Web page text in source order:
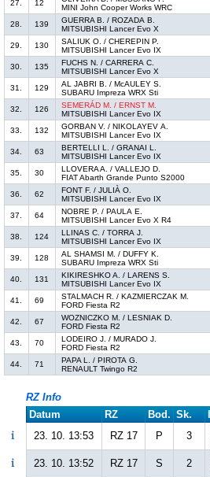
27.
12
MINI John Cooper Works WRC
28.
139
GUERRA B. / ROZADA B.
MITSUBISHI Lancer Evo X
29.
130
SALIUK O. / CHEREPIN P.
MITSUBISHI Lancer Evo IX
30.
135
FUCHS N. / CARRERA C.
MITSUBISHI Lancer Evo X
31.
129
AL JABRI B. / McAULEY S.
SUBARU Impreza WRX Sti
32.
126
SEMERÁD M. / ERNST M.
MITSUBISHI Lancer Evo IX
33.
132
GORBAN V. / NIKOLAYEV A.
MITSUBISHI Lancer Evo IX
34.
63
BERTELLI L. / GRANAI L.
MITSUBISHI Lancer Evo IX
35.
30
LLOVERA A. / VALLEJO D.
FIAT Abarth Grande Punto S2000
36.
62
FONT F. / JULIÀ O.
MITSUBISHI Lancer Evo IX
37.
64
NOBRE P. / PAULA E.
MITSUBISHI Lancer Evo X R4
38.
124
LLINAS C. / TORRA J.
MITSUBISHI Lancer Evo IX
39.
128
AL SHAMSI M. / DUFFY K.
SUBARU Impreza WRX Sti
40.
131
KIKIRESHKO A. / LARENS S.
MITSUBISHI Lancer Evo IX
41.
69
STALMACH R. / KAZMIERCZAK M.
FORD Fiesta R2
42.
67
WOZNICZKO M. / LESNIAK D.
FORD Fiesta R2
43.
70
LODEIRO J. / MURADO J.
FORD Fiesta R2
44.
71
PAPA L. / PIROTA G.
RENAULT Twingo R2
RZ Info
Datum
RZ Bod. Sk.
23. 10. 13:53
RZ 17 P 3
23. 10. 13:52
RZ 17 S 2